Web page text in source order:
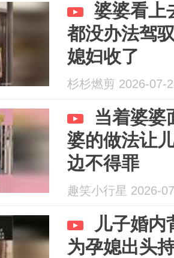
婆婆看上
都没办法驾
媳妇收了
杉杉燃剪 2026-07-
当着婆婆
婆的做法让
边不得罪
趣笑小行星 2026-
儿子婚内
为孕媳出头